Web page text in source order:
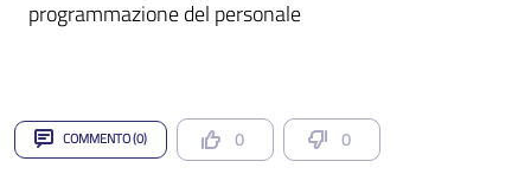
programmazione del personale
COMMENTO (0) 0 0